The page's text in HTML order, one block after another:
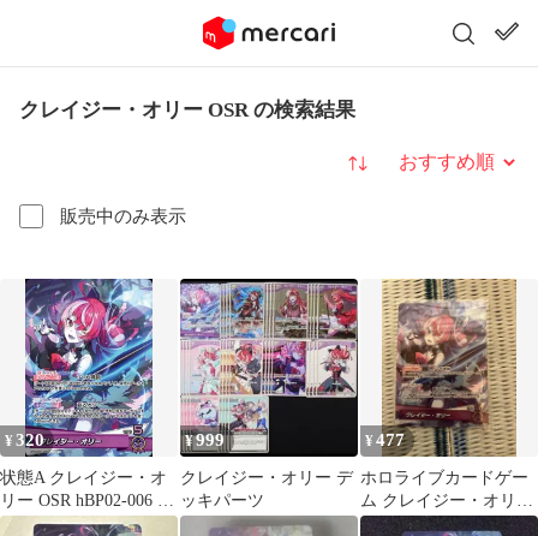
クレイジー・オリー OSR の検索結果
販売中のみ表示
並び替え
¥320
状態A クレイジー・オ
リー OSR hBP02-006 ★
ホロライブカードゲー
¥ 999
クレイジー・オリー デ
ッキパーツ
¥477
ホロライブカードゲー
ム クレイジー・オリー
OSR hBP02-006 c